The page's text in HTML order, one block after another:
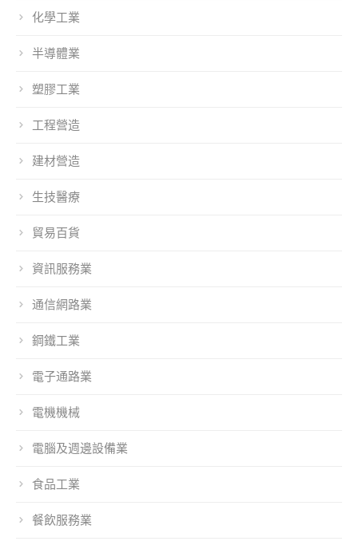
化學工業
半導體業
塑膠工業
工程營造
建材營造
生技醫療
貿易百貨
資訊服務業
通信網路業
鋼鐵工業
電子通路業
電機機械
電腦及週邊設備業
食品工業
餐飲服務業